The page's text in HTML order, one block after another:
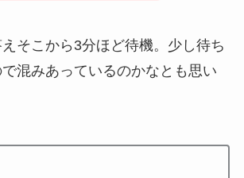
そこから3分ほど待機。少し待ち
混みあっているのかなとも思い